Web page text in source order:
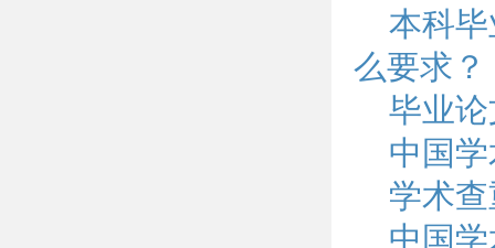
本科
么要求？
毕业
中国
学术
中国